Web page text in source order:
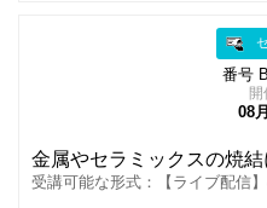
番号
開
08
金属やセラミックスの焼
受講可能な形式：【ライブ配信